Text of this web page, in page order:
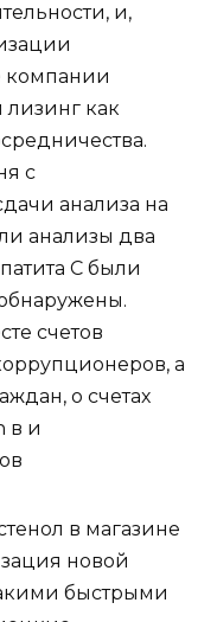
и,
компании
как
с
анализа на
анализы два
С были
счетов
а
о счетах
в и
в магазине
новой
быстрыми